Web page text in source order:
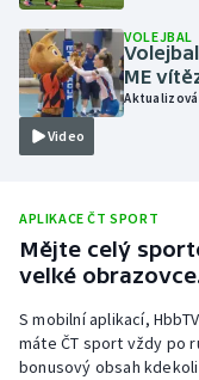
Lezení
Lyže a snowboard
Moderní pětiboj
Olympijské hry
Parasport
Plavání
Video
VOLEJBAL
ME
APLIKACE ČT SPORT
Mějte celý
velké
S mobilní aplikací,
máte ČT sport vždy po
bonusový obsah